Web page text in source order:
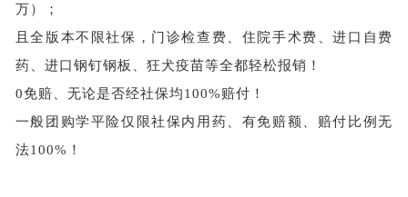
万）；
且全版本不限社保，门诊检查费、住院手术费、进口自费
药、进口钢钉钢板、狂犬疫苗等全都轻松报销！
0免赔、无论是否经社保均100%赔付！
一般团购学平险仅限社保内用药、有免赔额、赔付比例无
法100%！